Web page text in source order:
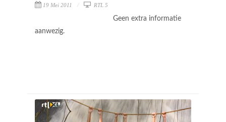
19 Mei 2011 RTL 5
Geen extra informatie
aanwezig.